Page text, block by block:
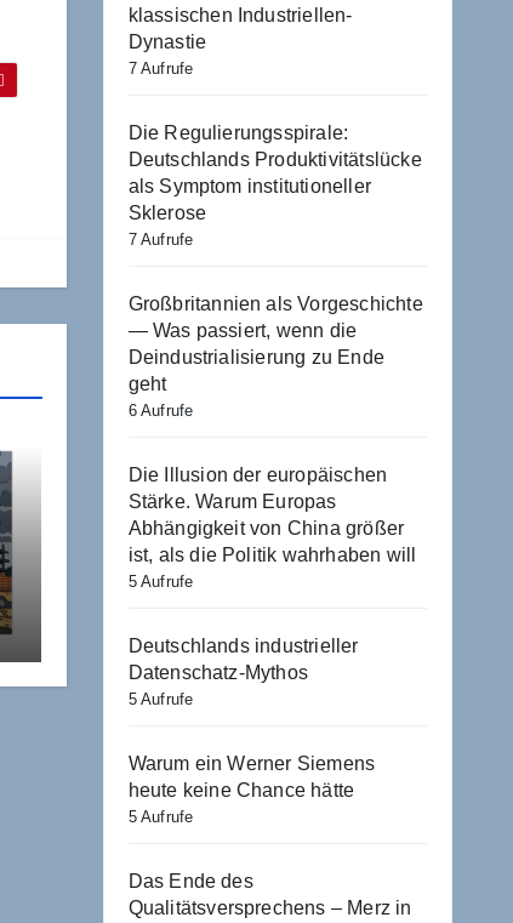
klassischen Industriellen-
Dynastie
7 Aufrufe
Die Regulierungsspirale:
Deutschlands Produktivitätslücke
als Symptom institutioneller
Sklerose
7 Aufrufe
Großbritannien als Vorgeschichte
— Was passiert, wenn die
Deindustrialisierung zu Ende
geht
6 Aufrufe
Die Illusion der europäischen
Stärke. Warum Europas
Abhängigkeit von China größer
ist, als die Politik wahrhaben will
5 Aufrufe
Deutschlands industrieller
Datenschatz-Mythos
5 Aufrufe
Warum ein Werner Siemens
heute keine Chance hätte
5 Aufrufe
Das Ende des
Qualitätsversprechens – Merz in